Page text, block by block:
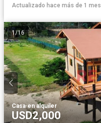
Actualizado hace más de 1 mes
1/16
Casa·en alquiler
USD2,000